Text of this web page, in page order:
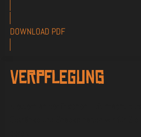
DOWNLOAD PDF
Verpflegung